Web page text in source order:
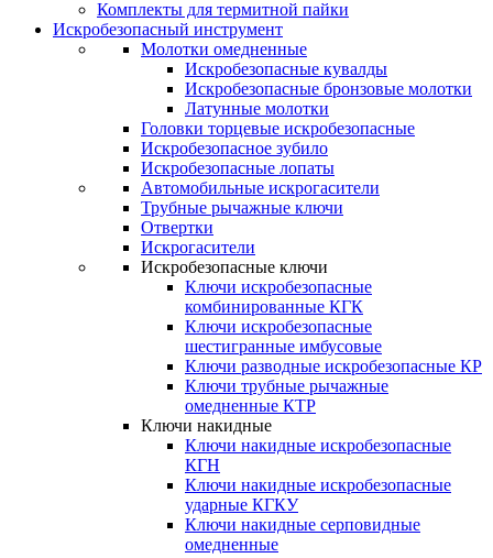
Комплекты для термитной пайки
Искробезопасный инструмент
Молотки омедненные
Искробезопасные кувалды
Искробезопасные бронзовые молотки
Латунные молотки
Головки торцевые искробезопасные
Искробезопасное зубило
Искробезопасные лопаты
Автомобильные искрогасители
Трубные рычажные ключи
Отвертки
Искрогасители
Искробезопасные ключи
Ключи искробезопасные
комбинированные КГК
Ключи искробезопасные
шестигранные имбусовые
Ключи разводные искробезопасные КР
Ключи трубные рычажные
омедненные КТР
Ключи накидные
Ключи накидные искробезопасные
КГН
Ключи накидные искробезопасные
ударные КГКУ
Ключи накидные серповидные
омедненные